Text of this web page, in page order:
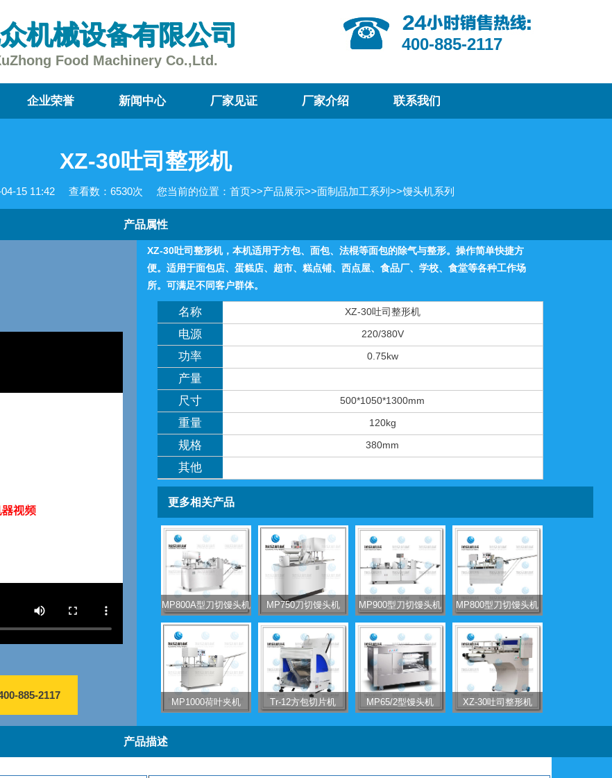
机械设备有限公司
Food Machinery Co.,Ltd.
400-885-2117
企业荣誉 新闻中心 厂家见证 厂家介绍 联系我们
XZ-30吐司整形机
15 11:42 查看数： 6530次 您当前的位置： 首页>>产品展示>>面制品加工系列 >>馒头机系列
产品属性
885-2117
XZ-30吐司整形机，本机适用于方包、面包、法棍等面包的除气与整形。操作简单快捷方
便。适用于面包店、蛋糕店、超市、糕点铺、西点屋、食品厂、学校、食堂等各种工作场
所。可满足不同客户群体。
名称 XZ-30吐司整形机
电源 220/380V
功率 0.75kw
产量
尺寸
500*1050*1300mm
重量 120kg
规格 380mm
其他
更多相关产品
MP800A型刀切馒头机 MP750刀切馒头机 MP900型刀切馒头机 MP800型刀切馒头机
MP1000荷叶夹机 Tr-12方包切片机 MP65/2型馒头机 XZ-30吐司整形机
产品描述